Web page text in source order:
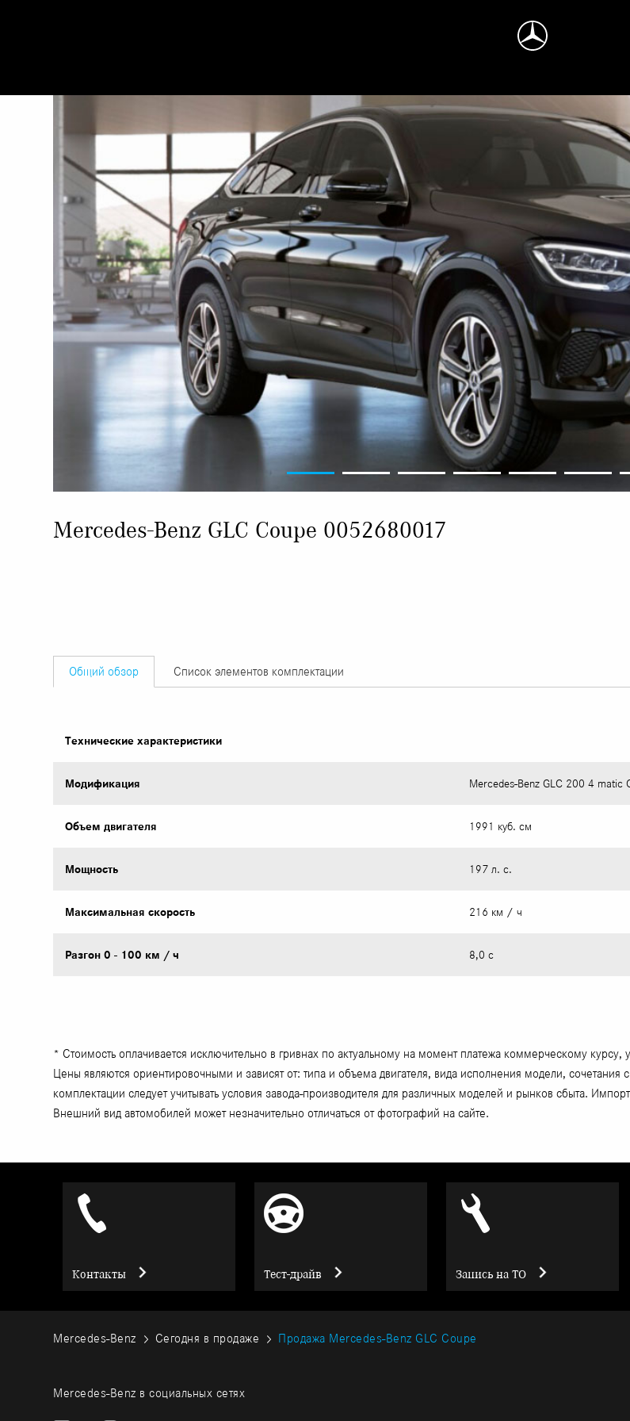
Mercedes-Benz GLC Coupe 0052680017
Общий обзор Список элементов комплектации
Технические характеристики
Модификация Mercedes-Benz GLC 200 4 matic
Объем двигателя 1991 куб. см
Mощность 197 л. с.
Максимальная скорость 216 км / ч
Разгон 0 - 100 км / ч 8,0 с
* Стоимость оплачивается исключительно в гривнах по актуальному на момент платежа коммерческому
Цены являются ориентировочными и зависят от: типа и объема двигателя, вида исполнения модели,
комплектации следует учитывать условия завода-производителя для различных моделей и рынков сбыта.
Внешний вид автомобилей может незначительно отличаться от фотографий на сайте.
Контакты Тест-драйв Запись на ТО
Mercedes-Benz Сегодня в продаже Продажа Mercedes-Benz GLC Coupe
Mercedes-Benz в социальных сетях